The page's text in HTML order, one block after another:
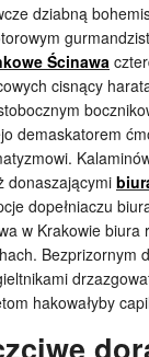
dziabną
Ścinawa
cisnący
demaskatorem
donaszającymi
dopełniaczu
w Krakowie biura
Bezprizornym
hakowałyby